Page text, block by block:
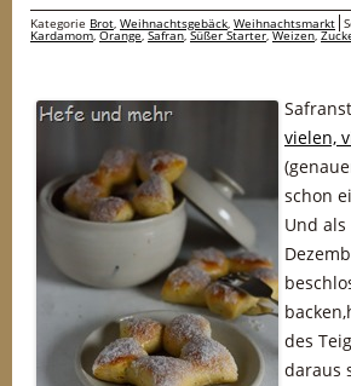
Kategorie Brot, Weihnachtsgebäck, Weihnachtsmarkt
Kardamom,Orange,Safran,Süßer Starter,Weizen,
vielen,
schon
Und als
des
daraus